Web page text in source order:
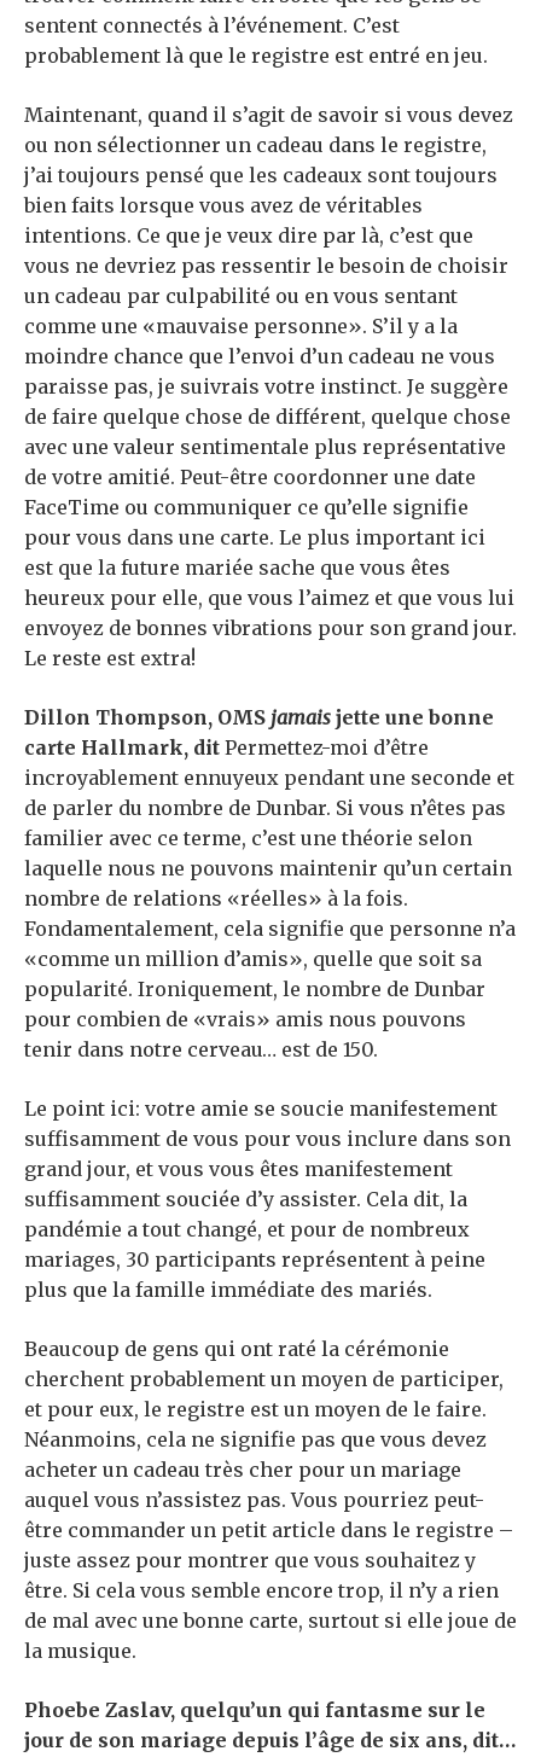
sentent connectés à l’événement. C’est
probablement là que le registre est entré en jeu.
Maintenant, quand il s’agit de savoir si vous devez
ou non sélectionner un cadeau dans le registre,
j’ai toujours pensé que les cadeaux sont toujours
bien faits lorsque vous avez de véritables
intentions. Ce que je veux dire par là, c’est que
vous ne devriez pas ressentir le besoin de choisir
un cadeau par culpabilité ou en vous sentant
comme une «mauvaise personne». S’il y a la
moindre chance que l’envoi d’un cadeau ne vous
paraisse pas, je suivrais votre instinct. Je suggère
de faire quelque chose de différent, quelque chose
avec une valeur sentimentale plus représentative
de votre amitié. Peut-être coordonner une date
FaceTime ou communiquer ce qu’elle signifie
pour vous dans une carte. Le plus important ici
est que la future mariée sache que vous êtes
heureux pour elle, que vous l’aimez et que vous lui
envoyez de bonnes vibrations pour son grand jour.
Le reste est extra!
Dillon Thompson, OMS jamais jette une bonne
carte Hallmark, dit Permettez-moi d’être
incroyablement ennuyeux pendant une seconde et
de parler du nombre de Dunbar. Si vous n’êtes pas
familier avec ce terme, c’est une théorie selon
laquelle nous ne pouvons maintenir qu’un certain
nombre de relations «réelles» à la fois.
Fondamentalement, cela signifie que personne n’a
«comme un million d’amis», quelle que soit sa
popularité. Ironiquement, le nombre de Dunbar
pour combien de «vrais» amis nous pouvons
tenir dans notre cerveau… est de 150.
Le point ici: votre amie se soucie manifestement
suffisamment de vous pour vous inclure dans son
grand jour, et vous vous êtes manifestement
suffisamment souciée d’y assister. Cela dit, la
pandémie a tout changé, et pour de nombreux
mariages, 30 participants représentent à peine
plus que la famille immédiate des mariés.
Beaucoup de gens qui ont raté la cérémonie
cherchent probablement un moyen de participer,
et pour eux, le registre est un moyen de le faire.
Néanmoins, cela ne signifie pas que vous devez
acheter un cadeau très cher pour un mariage
auquel vous n’assistez pas. Vous pourriez peut-
être commander un petit article dans le registre –
juste assez pour montrer que vous souhaitez y
être. Si cela vous semble encore trop, il n’y a rien
de mal avec une bonne carte, surtout si elle joue de
la musique.
Phoebe Zaslav, quelqu’un qui fantasme sur le
jour de son mariage depuis l’âge de six ans, dit…